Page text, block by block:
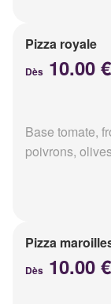
Pizza royale
Dès 10.00 €
Base tomate,
poivrons,
Pizza
Dès 10.00 €